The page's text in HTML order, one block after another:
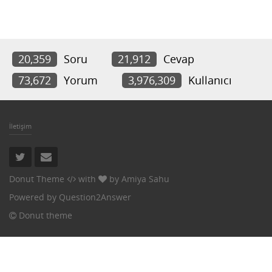
20,359 Soru 21,912
Cevap
73,672
Yorum 3,976,309 Kullanıcı
İletişim
Donut Theme with by Amiya Sahu
Powered by Question2Answer
Donut theme